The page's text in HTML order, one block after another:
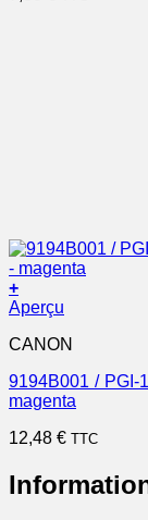
+
Aperçu
CANON
9194B001 / PGI-
magenta
12,48 € TTC